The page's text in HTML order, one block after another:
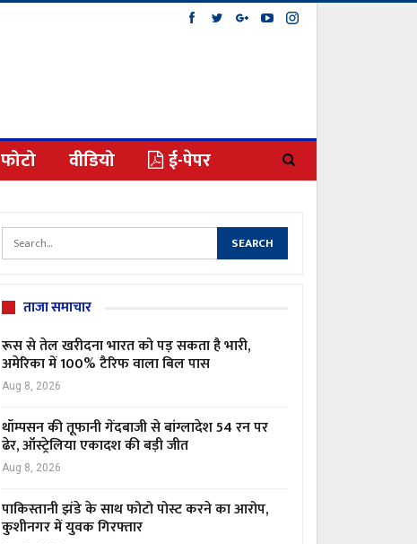
फोटो वीडियो ई-पेपर
ताजा समाचार
रूस से तेल खरीदना भारत को पड़ सकता है भारी,
अमेरिका में 100% टैरिफ वाला बिल पास
Aug 8, 2026
थॉम्पसन की तूफानी गेंदबाजी से बांग्लादेश 54 रन पर
ढेर, ऑस्ट्रेलिया एकादश की बड़ी जीत
Aug 8, 2026
पाकिस्तानी झंडे के साथ फोटो पोस्ट करने का आरोप,
कुशीनगर में युवक गिरफ्तार